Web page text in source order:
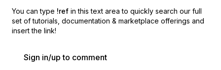
You can type !ref in this text area to quickly search our full
set of tutorials, documentation & marketplace offerings and
insert the link!
Sign in/up to comment